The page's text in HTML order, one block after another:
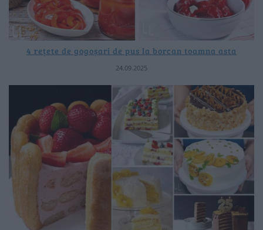
4 rețete de gogoșari de pus la borcan toamna asta
24.09.2025